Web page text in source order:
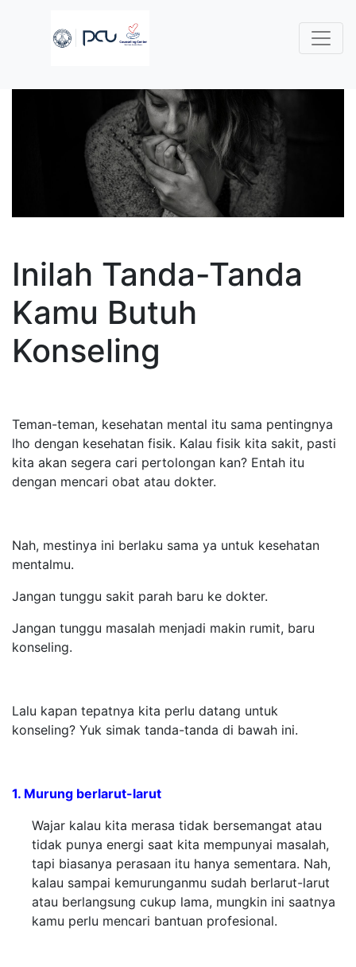
Inilah Tanda-Tanda
Kamu Butuh
Konseling
Teman-teman, kesehatan mental itu sama pentingnya
lho dengan kesehatan fisik. Kalau fisik kita sakit, pasti
kita akan segera cari pertolongan kan? Entah itu
dengan mencari obat atau dokter.
Nah, mestinya ini berlaku sama ya untuk kesehatan
mentalmu.
Jangan tunggu sakit parah baru ke dokter.
Jangan tunggu masalah menjadi makin rumit, baru
konseling.
Lalu kapan tepatnya kita perlu datang untuk
konseling? Yuk simak tanda-tanda di bawah ini.
1. Murung berlarut-larut
Wajar kalau kita merasa tidak bersemangat atau
tidak punya energi saat kita mempunyai masalah,
tapi biasanya perasaan itu hanya sementara. Nah,
kalau sampai kemurunganmu sudah berlarut-larut
atau berlangsung cukup lama, mungkin ini saatnya
kamu perlu mencari bantuan profesional.